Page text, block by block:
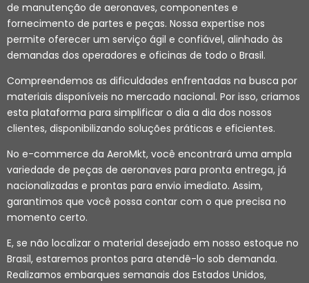
de manutenção de aeronaves, componentes e
fornecimento de partes e peças. Nossa expertise nos
permite oferecer um serviço ágil e confiável, alinhado às
demandas dos operadores e oficinas de todo o Brasil.
Compreendemos as dificuldades enfrentadas na busca por
materiais disponíveis no mercado nacional. Por isso, criamos
esta plataforma para simplificar o dia a dia dos nossos
clientes, disponibilizando soluções práticas e eficientes.
No e-commerce da AeroMkt, você encontrará uma ampla
variedade de peças de aeronaves para pronta entrega, já
nacionalizadas e prontas para envio imediato. Assim,
garantimos que você possa contar com o que precisa no
momento certo.
E, se não localizar o material desejado em nosso estoque no
Brasil, estaremos prontos para atendê-lo sob demanda.
Realizamos embarques semanais dos Estados Unidos,